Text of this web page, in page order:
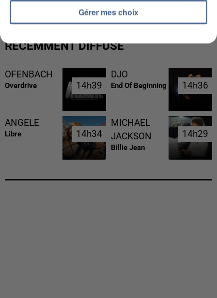
RÉCEMMENT DIFFUSÉ
OFENBACH
Overdrive 14h39
14h39
DJO
End Of Beginning 14h36
14h36
ANGELE
Libre 14h34
14h34
MICHAEL
JACKSON
Billie Jean
14h29
14h29
Gérer mes choix